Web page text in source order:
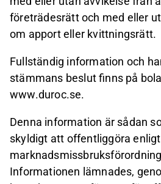
företrädesrätt och med eller
om apport eller kvittningsrätt.
Fullständig information och
stämmans beslut finns på
www.duroc.se.
Denna information är sådan
skyldigt att offentliggöra enligt
Informationen lämnades,